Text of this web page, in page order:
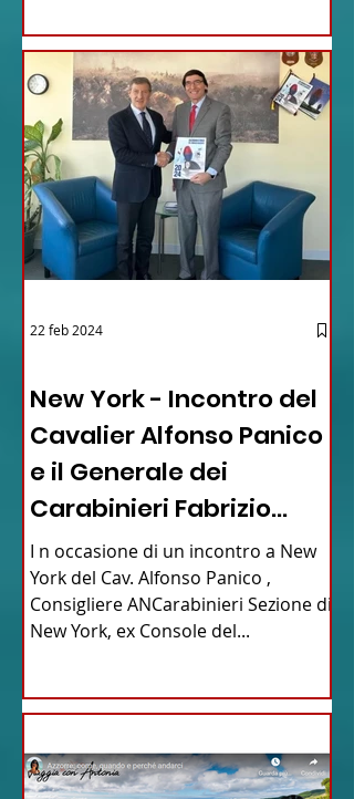
New York - Incontro del
Cavalier Alfonso Panico
e il Generale dei
Carabinieri Fabrizio
Parrulli
I n occasione di un incontro a New
York del Cav. Alfonso Panico ,
Consigliere ANCarabinieri Sezione di
New York, ex Console del...
22 feb 2024